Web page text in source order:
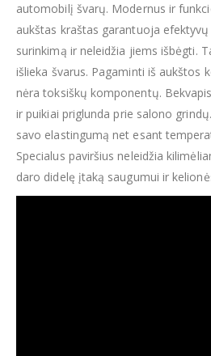
automobilį švarų. Modernus ir
aukštas kraštas garantuoja
surinkimą ir neleidžia jiems išbėgti.
išlieka švarus. Pagaminti iš aukštos
nėra toksiškų komponentų.
ir puikiai priglunda prie salono
savo elastingumą net esant
Specialus paviršius neleidžia
daro didelę įtaką saugumui ir